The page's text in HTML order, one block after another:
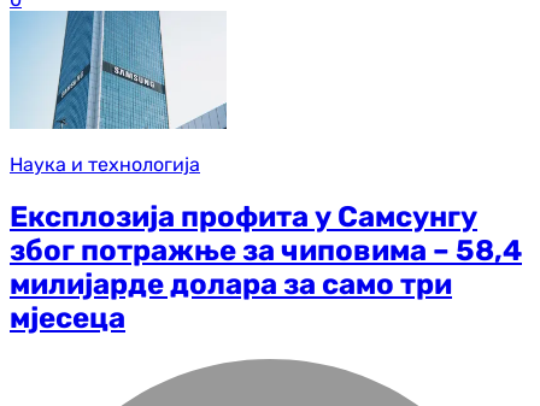
Наука и технологија
Експлозија профита у Самсунгу
због потражње за чиповима – 58,4
милијарде долара за само три
мјесеца